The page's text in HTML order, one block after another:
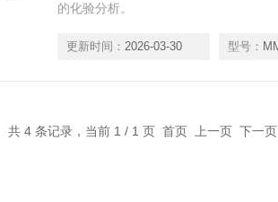
的化验分析。
更新时间： 2026-03-30 型号：
共 4 条记录，当前 1 / 1 页 首页 上一页 下一